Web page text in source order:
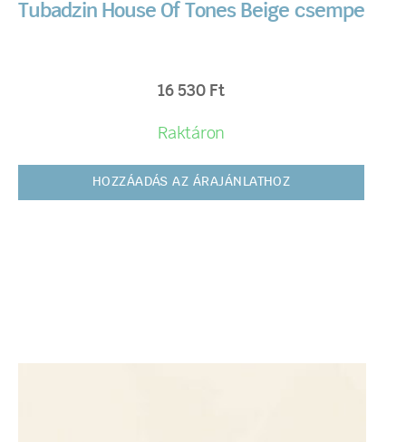
Tubadzin House Of Tones Beige csempe
16 530 Ft
Raktáron
HOZZÁADÁS AZ ÁRAJÁNLATHOZ